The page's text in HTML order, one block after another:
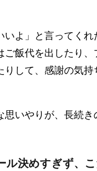
いよ」と言ってくれ
ご飯代を出したり、
りして、感謝の気持
思いやりが、長続き
ル決めすぎず、